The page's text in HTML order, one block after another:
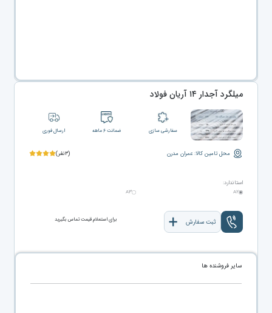
میلگرد آجدار ۱۴ آریان فولاد
سفارشی سازی ضمانت ۶ ماهه ارسال فوری
محل تامین کالا: عمران مدرن (۳نفر)
استاندارد:
A۲ A۳
ثبت سفارش برای استعلام قیمت تماس بگیرید
سایر فروشنده ها